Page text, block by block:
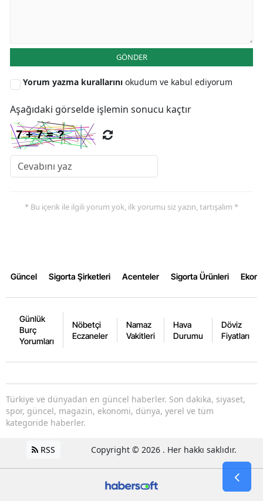
GÖNDER
Yorum yazma kurallarını okudum ve kabul ediyorum
Aşağıdaki görselde işlemin sonucu kaçtır
* Bu içerik ile ilgili yorum yok, ilk yorumu siz yazın, tartışalım *
Güncel Sigorta Şirketleri Acenteler Sigorta Ürünleri
Günlük
Burç
Yorumları
Nöbetçi
Eczaneler
Namaz
Vakitleri
Hava
Durumu
Döviz
Fiyatları
Türkiye ve dünyadan en güncel haberler. Son dakika, siyaset,
spor, güncel, magazin, ekonomi, dünya, yerel ve tüm
kategoride haberler.
RSS Copyright © 2026 . Her hakkı saklıdır.